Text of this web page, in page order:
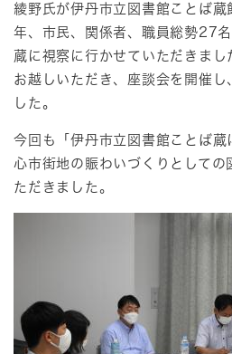
綾野氏が伊丹市立図書館ことば
年、市民、関係者、職員総勢27
蔵に視察に行かせていただきまし
お越しいただき、座談会を開催し
した。
今回も「伊丹市立図書館ことば蔵
心市街地の賑わいづくりとしての
ただきました。